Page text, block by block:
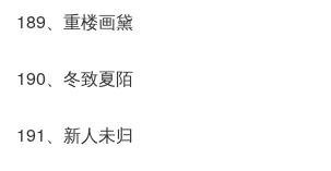
189、重楼画黛
190、冬致夏陌
191、新人未归